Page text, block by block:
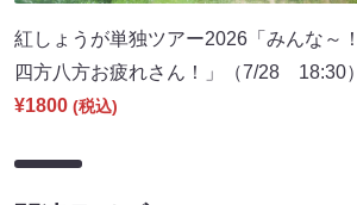
紅しょうが単独ツアー2026「みんな～！
四方八方お疲れさん！」（7/28 18:30）
¥1800 (税込)